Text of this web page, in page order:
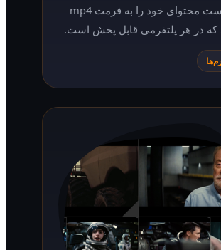
جدید توانست محتوای خود را به فرمت mp4
قابل پخش است.